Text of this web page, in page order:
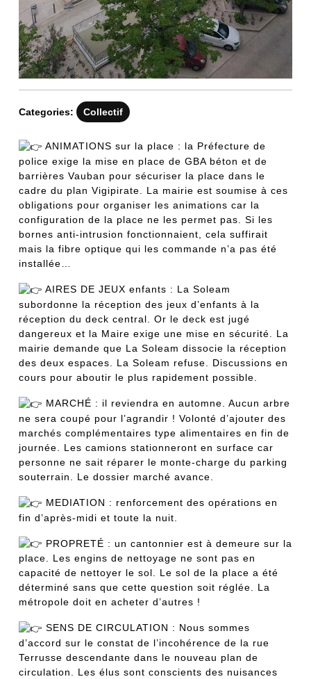
Categories: Collectif
ANIMATIONS sur la place : la Préfecture de
police exige la mise en place de GBA béton et de
barrières Vauban pour sécuriser la place dans le
cadre du plan Vigipirate. La mairie est soumise à ces
obligations pour organiser les animations car la
configuration de la place ne les permet pas. Si les
bornes anti-intrusion fonctionnaient, cela suffirait
mais la fibre optique qui les commande n’a pas été
installée…
AIRES DE JEUX enfants : La Soleam
subordonne la réception des jeux d’enfants à la
réception du deck central. Or le deck est jugé
dangereux et la Maire exige une mise en sécurité. La
mairie demande que La Soleam dissocie la réception
des deux espaces. La Soleam refuse. Discussions en
cours pour aboutir le plus rapidement possible.
MARCHÉ : il reviendra en automne. Aucun arbre
ne sera coupé pour l’agrandir ! Volonté d’ajouter des
marchés complémentaires type alimentaires en fin de
journée. Les camions stationneront en surface car
personne ne sait réparer le monte-charge du parking
souterrain. Le dossier marché avance.
MEDIATION : renforcement des opérations en
fin d’après-midi et toute la nuit.
PROPRETÉ : un cantonnier est à demeure sur la
place. Les engins de nettoyage ne sont pas en
capacité de nettoyer le sol. Le sol de la place a été
déterminé sans que cette question soit réglée. La
métropole doit en acheter d’autres !
SENS DE CIRCULATION : Nous sommes
d’accord sur le constat de l’incohérence de la rue
Terrusse descendante dans le nouveau plan de
circulation. Les élus sont conscients des nuisances